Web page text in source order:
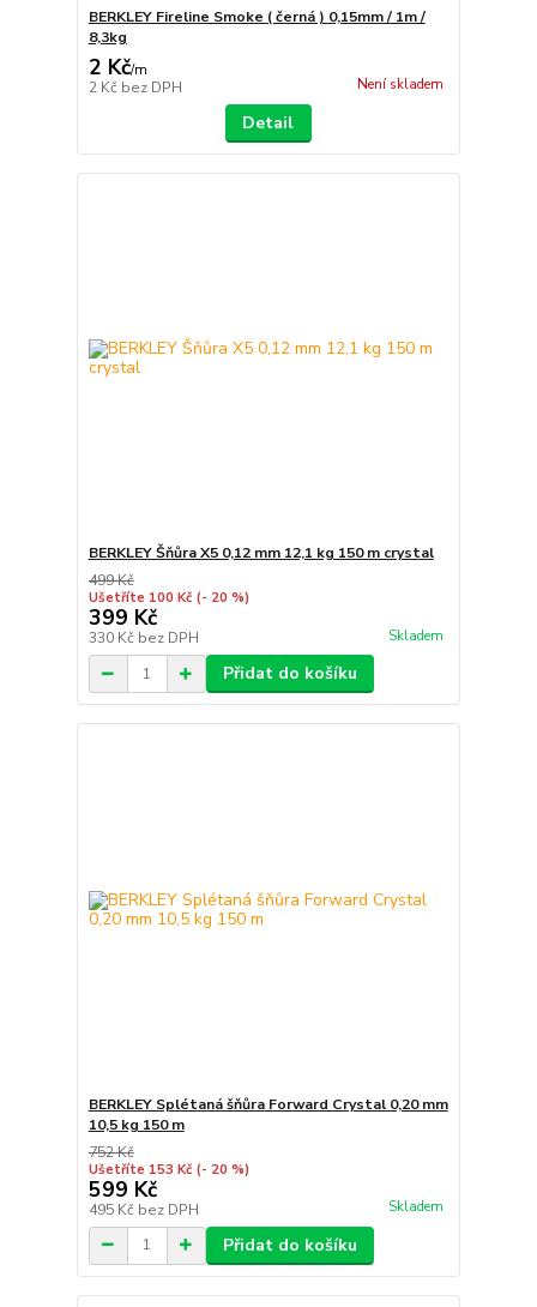
BERKLEY Fireline Smoke ( černá ) 0,15mm / 1m /
8,3kg
2 Kč/m
2 Kč bez DPH Není skladem
Detail
BERKLEY Šňůra X5 0,12 mm 12,1 kg 150 m crystal
499 Kč
Ušetříte 100 Kč (- 20 %)
399 Kč
330 Kč bez DPH Skladem
Přidat do košíku
BERKLEY Splétaná šňůra Forward Crystal 0,20 mm
10,5 kg 150 m
752 Kč
Ušetříte 153 Kč (- 20 %)
599 Kč
495 Kč bez DPH Skladem
Přidat do košíku